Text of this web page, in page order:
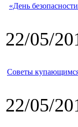
«День
22/05/
Советы
22/05/